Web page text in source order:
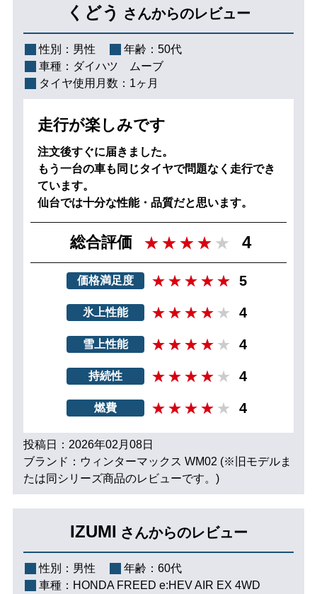
くどう さんからのレビュー
性別： 男性 年齢： 50代
車種： ダイハツ ムーブ
タイヤ使用月数： 1ヶ月
走行が楽しみです
注文後すぐに届きました。
もう一台の車も同じタイヤで問題なく走行でき
ています。
仙台では十分な性能・品質だと思います。
総合評価 4
価格満足度 5
氷上性能 4
雪上性能 4
持続性 4
燃費 4
投稿日：2026年02月08日
ブランド：ウィンターマックス WM02 (※旧モデルま
たは同シリーズ商品のレビューです。)
IZUMI さんからのレビュー
性別： 男性 年齢： 60代
車種： HONDA FREED e:HEV AIR EX 4WD